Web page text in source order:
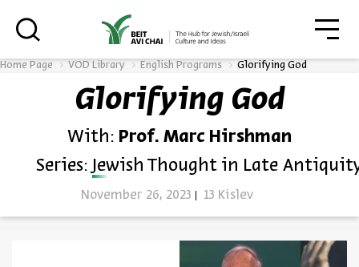
Home Page VOD Library English Programs Glorifying God
Glorifying God
With: Prof. Marc Hirshman
Series: Jewish Thought in Late
November 26, 2023 13 Kislev
Always be in the know about
BEIT AVI CHAI’s programs!
*Email Address